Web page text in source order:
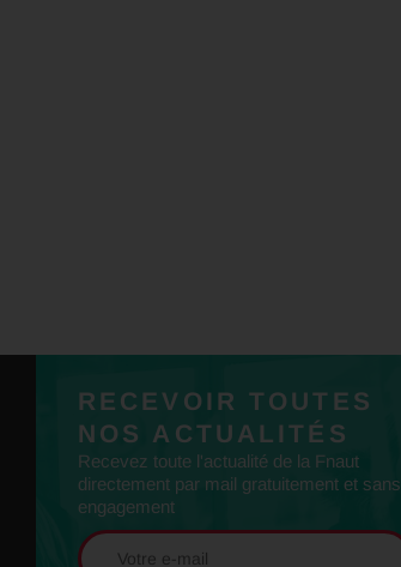
RECEVOIR TOUTES
NOS ACTUALITÉS
Recevez toute l'actualité de la Fnaut
directement par mail gratuitement et sans
engagement